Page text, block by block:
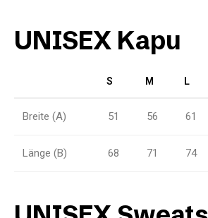
UNISEX Kapu
S M L
Breite (A) 51 56 61
Länge (B) 68 71 74